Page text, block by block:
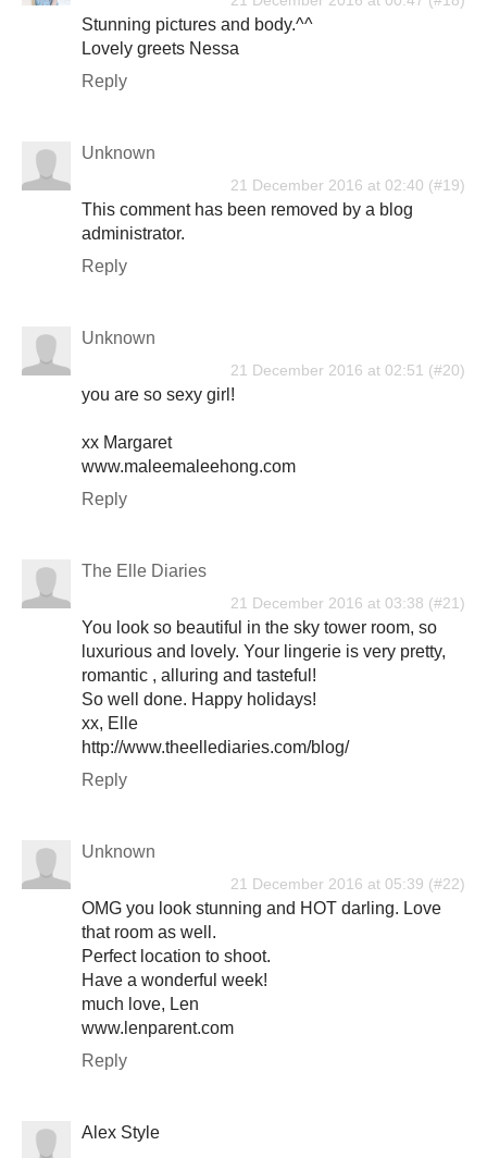
Stunning pictures and body.^^
Lovely greets Nessa
Reply
Unknown
21 December 2016 at 02:40
This comment has been removed by a blog
administrator.
Reply
Unknown
21 December 2016 at 02:51
you are so sexy girl!
xx Margaret
www.maleemaleehong.com
Reply
The Elle Diaries
21 December 2016 at 03:38
You look so beautiful in the sky tower room, so
luxurious and lovely. Your lingerie is very pretty,
romantic , alluring and tasteful!
So well done. Happy holidays!
xx, Elle
http://www.theellediaries.com/blog/
Reply
Unknown
21 December 2016 at 05:39
OMG you look stunning and HOT darling. Love
that room as well.
Perfect location to shoot.
Have a wonderful week!
much love, Len
www.lenparent.com
Reply
Alex Style